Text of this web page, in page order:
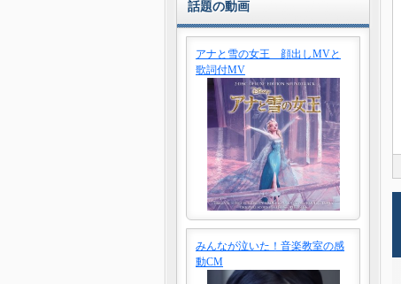
話題の動画
アナと雪の女王 顔出しMVと
歌詞付MV
みんなが泣いた！音楽教室の感
動CM